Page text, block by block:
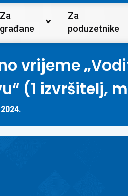
Za
građane
Za
poduzetnike
vrijeme
(1 izvršitelj,